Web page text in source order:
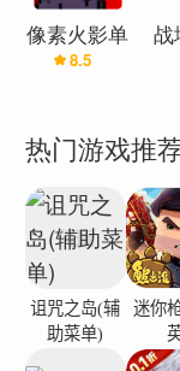
像素火影单
机版(最终
8.5
战
热门游戏推
诅咒之岛(辅
助菜单)
迷你